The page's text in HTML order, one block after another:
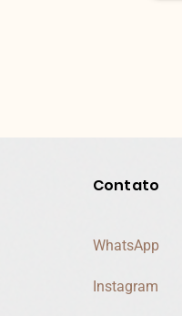
Contato
WhatsApp
Instagram